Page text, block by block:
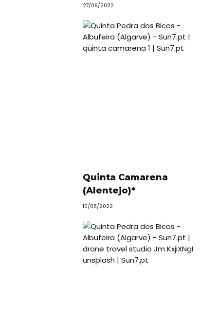
27/09/2022
Quinta Camarena
(Alentejo)*
10/08/2022